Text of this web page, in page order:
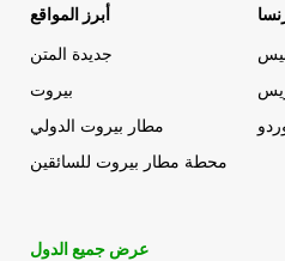
أبرز المواقع
جديدة المتن
بيروت
مطار بيروت الدولي
محطة مطار بيروت للسائقين
عرض جميع الدول